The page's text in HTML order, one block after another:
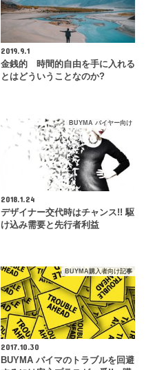
2019.9.1
金銭的 時間的自由を手に入れる
とはどういうことなのか?
BUYMA バイヤー向け
2018.1.24
デザイナー交代時はチャンス!! 駆
け込み需要と先行者利益
BUYMA購入者向け記事
2017.10.30
BUYMA バイマのトラブルを回避